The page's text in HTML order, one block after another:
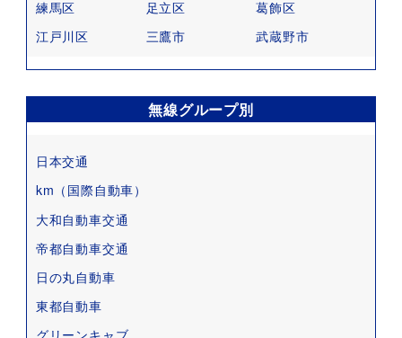
練馬区
足立区
葛飾区
江戸川区
三鷹市 武蔵野市
無線グループ別
日本交通
km（国際自動車）
大和自動車交通
帝都自動車交通
日の丸自動車
東都自動車